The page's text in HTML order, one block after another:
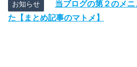
お知らせ
当ブログの第２のメ
た【まとめ記事のマトメ】